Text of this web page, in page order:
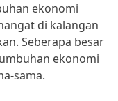
ekonomi
di kalangan
Seberapa besar
ekonomi
sama.